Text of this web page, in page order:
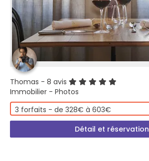
Thomas - 8 avis
Immobilier - Photos
3 forfaits - de 328€ à 603€
Détail et réservation